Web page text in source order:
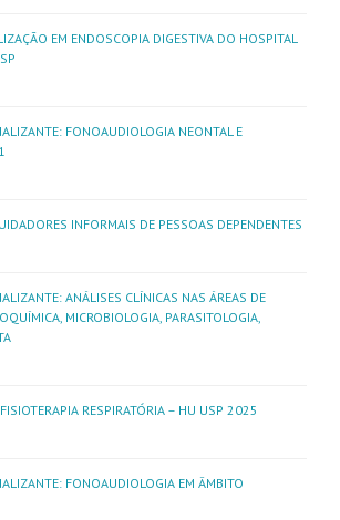
EM ENDOSCOPIA DIGESTIVA DO HOSPITAL
FONOAUDIOLOGIA NEONTAL E
INFORMAIS DE PESSOAS DEPENDENTES
ANÁLISES CLÍNICAS NAS ÁREAS DE
MICROBIOLOGIA, PARASITOLOGIA,
RESPIRATÓRIA – HU USP 2025
FONOAUDIOLOGIA EM ÂMBITO